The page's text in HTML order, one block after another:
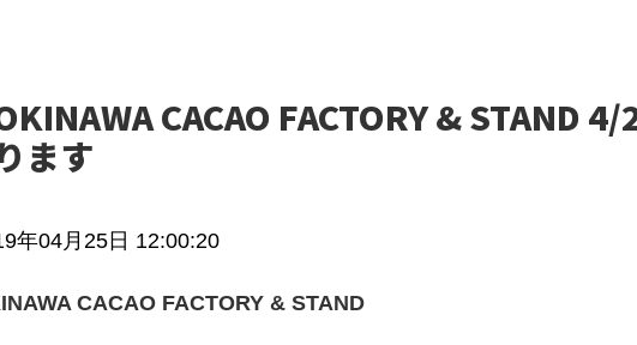
CACAO FACTORY & STAND
ります
年04月25日 12:00:20
CACAO FACTORY & STAND